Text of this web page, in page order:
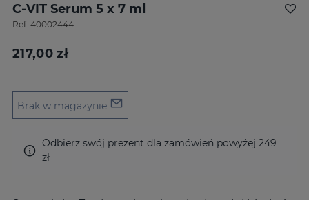
C-VIT Serum 5 x 7 ml
Ref. 40002444
217,00 zł
Brak w magazynie
Odbierz swój prezent dla zamówień powyżej 249
zł